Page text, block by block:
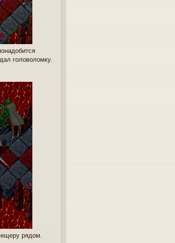
головоломку.
рядом.